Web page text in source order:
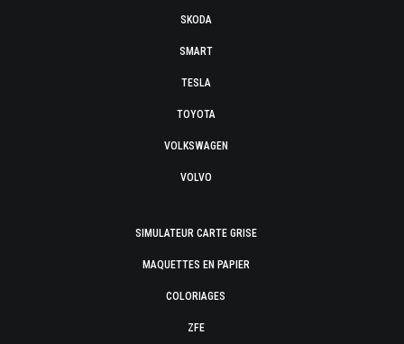
SKODA
SMART
TESLA
TOYOTA
VOLKSWAGEN
VOLVO
SIMULATEUR CARTE GRISE
MAQUETTES EN PAPIER
COLORIAGES
ZFE